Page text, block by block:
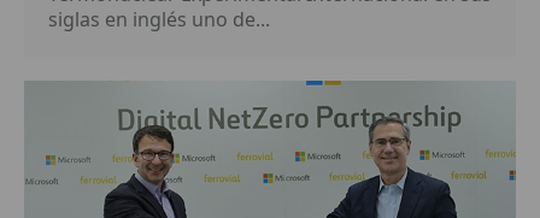
siglas en inglés uno de...